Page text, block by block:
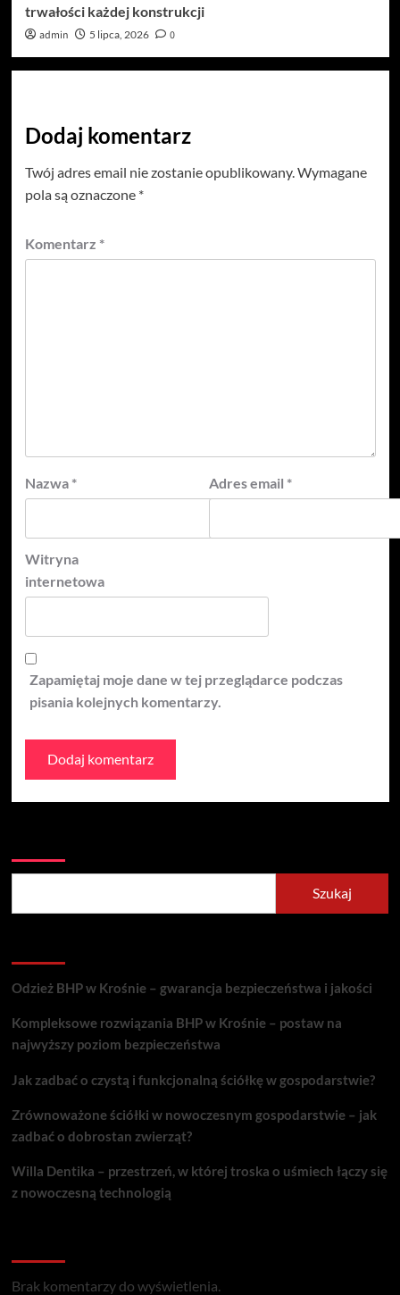
trwałości każdej konstrukcji
admin 5 lipca, 2026 0
Dodaj komentarz
Twój adres email nie zostanie opublikowany.Wymagane
pola są oznaczone *
Komentarz *
Nazwa * Adres email *
Witryna
internetowa
Zapamiętaj moje dane w tej przeglądarce podczas
pisania kolejnych komentarzy.
Szukaj
Odzież BHP w Krośnie – gwarancja bezpieczeństwa i jakości
Kompleksowe rozwiązania BHP w Krośnie – postaw na
najwyższy poziom bezpieczeństwa
Jak zadbać o czystą i funkcjonalną ściółkę w gospodarstwie?
Zrównoważone ściółki w nowoczesnym gospodarstwie – jak
zadbać o dobrostan zwierząt?
Willa Dentika – przestrzeń, w której troska o uśmiech łączy się
z nowoczesną technologią
Brak komentarzy do wyświetlenia.